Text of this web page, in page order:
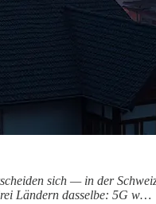
sich — in der
Ländern dasselbe: 5G w…